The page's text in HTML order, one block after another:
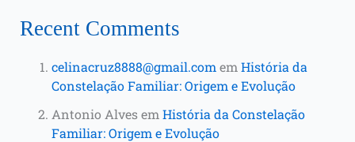
Recent Comments
celinacruz8888@gmail.com em História da
Constelação Familiar: Origem e Evolução
Antonio Alvesem História da Constelação
Familiar: Origem e Evolução